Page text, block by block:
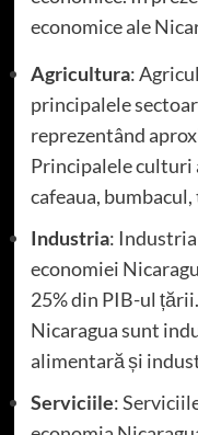
economice ale
Agricultura:
principalele
reprezentând
Principalele culturi
cafeaua,
Industria:
economiei
25% din PIB-ul
Nicaragua sunt
alimentară și
Serviciile: